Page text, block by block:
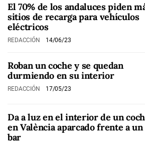
El 70% de los andaluces piden
sitios de recarga para vehículos
eléctricos
REDACCIÓN 14/06/23
Roban un coche y se quedan
durmiendo en su interior
REDACCIÓN 17/05/23
Da a luz en el interior de un
en València aparcado frente a un
bar